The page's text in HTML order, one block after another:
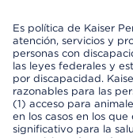
Es política de Kaiser
atención, servicios y
personas con
las leyes federales y
por discapacidad.
razonables para las
(1) acceso para
en los casos en los
significativo para la